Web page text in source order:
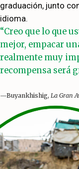
graduación, junto
idioma.
“Creo que lo que
mejor, empacar
realmente muy
recompensa será
—Buyankhishig, La Gran